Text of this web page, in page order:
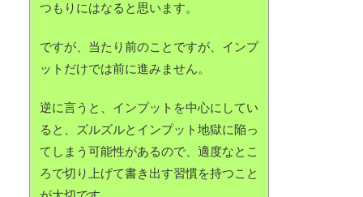
つもりにはなると思います。
ですが、当たり前のことですが、インプ
ットだけでは前に進みません。
逆に言うと、インプットを中心にしてい
ると、ズルズルとインプット地獄に陥っ
てしまう可能性があるので、適度なとこ
ろで切り上げて書き出す習慣を持つこと